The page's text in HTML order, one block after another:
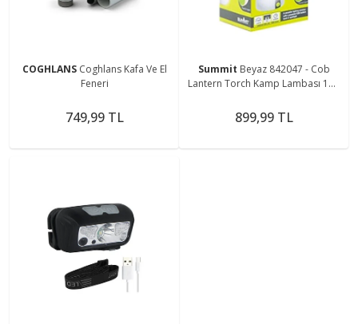
COGHLANS Coghlans Kafa Ve El
Feneri
749,99 TL
Summit Beyaz 842047 - Cob
Lantern Torch Kamp Lambası 150
899,99 TL